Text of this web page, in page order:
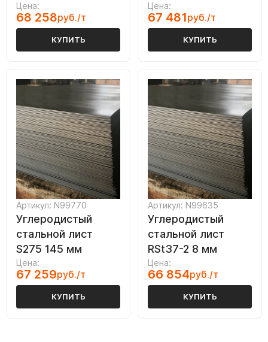
Цена:
68 258руб./т
КУПИТЬ
Цена:
67 481руб./т
КУПИТЬ
Артикул: N99770
Углеродистый
стальной лист
S275 145 мм
Цена:
67 259руб./т
КУПИТЬ
Артикул: N99635
Углеродистый
стальной лист
RSt37-2 8 мм
Цена:
66 854руб./т
КУПИТЬ